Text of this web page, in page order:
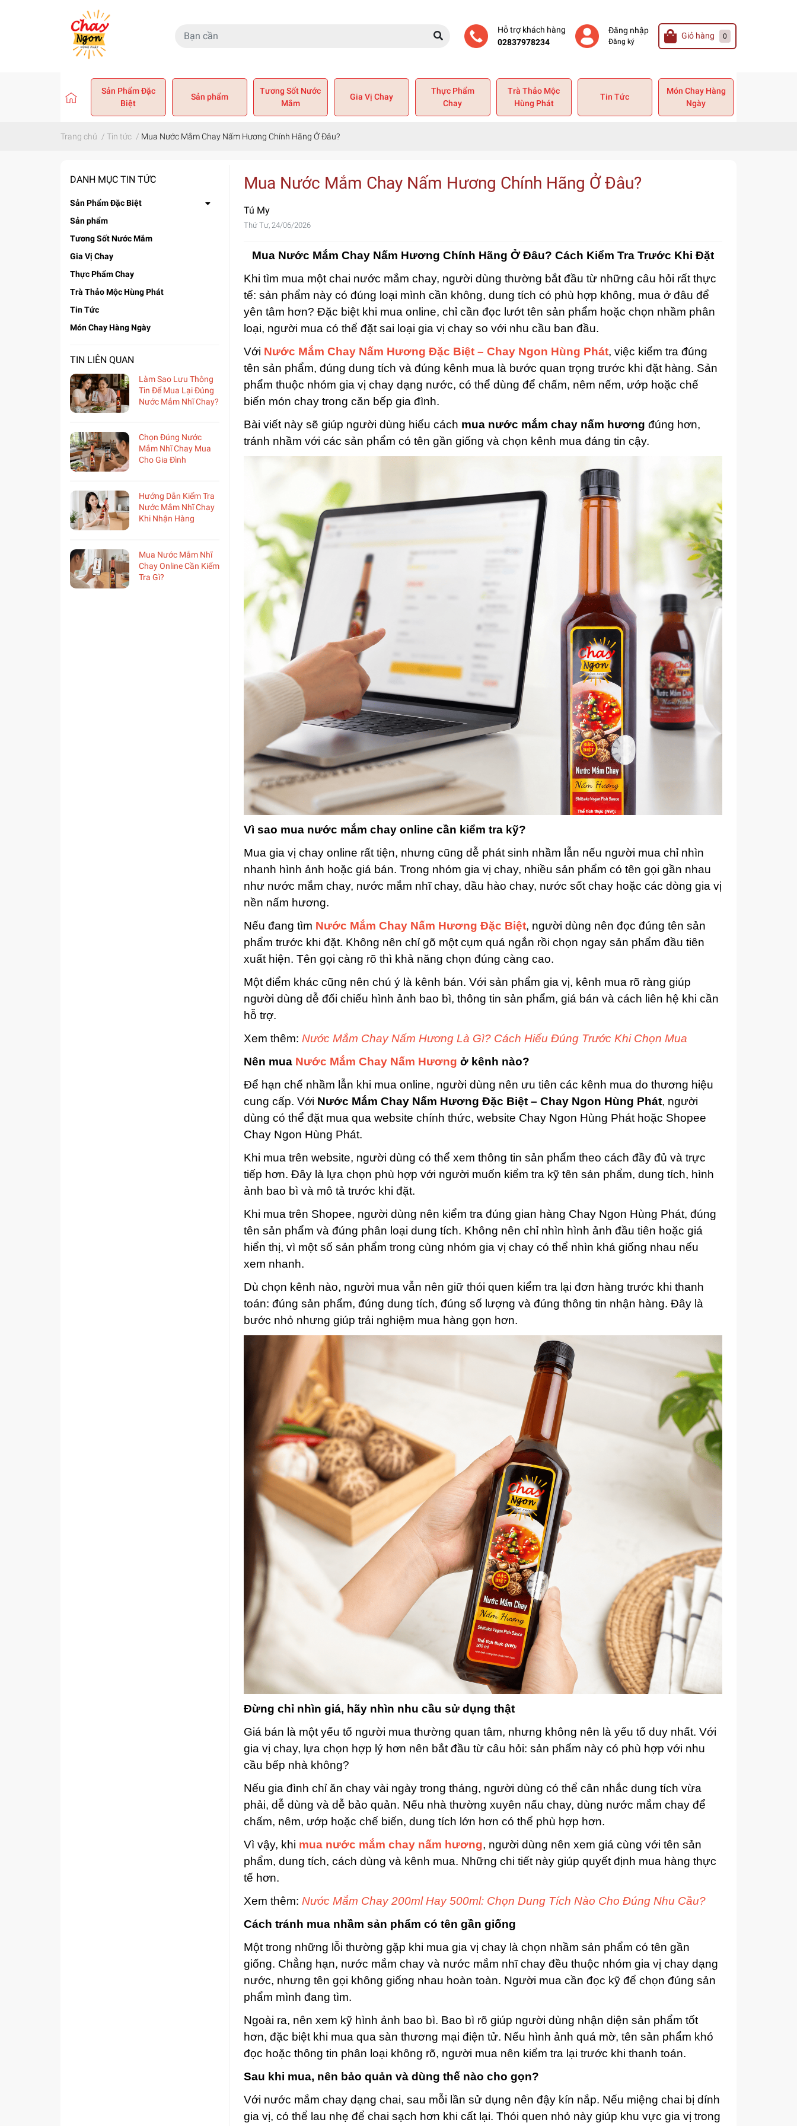
Hỗ trợ khách hàng
02837978234
Đăng nhập
Đăng ký
Giỏ hàng 0
Sản Phẩm Đặc
Biệt
Sản phẩm
Tương Sốt Nước
Mắm
Gia Vị Chay
Thực Phẩm
Chay
Trà Thảo Mộc
Hùng Phát
Tin Tức
Món Chay Hàng
Ngày
Trang chủ / Tin tức / Mua Nước Mắm Chay Nấm Hương Chính Hãng Ở Đâu?
DANH MỤC TIN TỨC
Sản Phẩm Đặc Biệt
Sản phẩm
Tương Sốt Nước Mắm
Gia Vị Chay
Thực Phẩm Chay
Trà Thảo Mộc Hùng Phát
Tin Tức
Món Chay Hàng Ngày
TIN LIÊN QUAN
Làm Sao Lưu Thông
Tin Để Mua Lại Đúng
Nước Mắm Nhĩ Chay?
Chọn Đúng Nước
Mắm Nhĩ Chay Mua
Cho Gia Đình
Hướng Dẫn Kiểm Tra
Nước Mắm Nhĩ Chay
Khi Nhận Hàng
Mua Nước Mắm Nhĩ
Chay Online Cần Kiểm
Tra Gì?
Mua Nước Mắm Chay Nấm Hương Chính Hãng Ở Đâu?
Tú My
Thứ Tư, 24/06/2026
Mua Nước Mắm Chay Nấm Hương Chính Hãng Ở Đâu? Cách Kiểm Tra Trước Khi Đặt
Khi tìm mua một chai nước mắm chay, người dùng thường bắt đầu từ những câu hỏi rất thực
tế: sản phẩm này có đúng loại mình cần không, dung tích có phù hợp không, mua ở đâu để
yên tâm hơn? Đặc biệt khi mua online, chỉ cần đọc lướt tên sản phẩm hoặc chọn nhầm phân
loại, người mua có thể đặt sai loại gia vị chay so với nhu cầu ban đầu.
Với Nước Mắm Chay Nấm Hương Đặc Biệt – Chay Ngon Hùng Phát, việc kiểm tra đúng
tên sản phẩm, đúng dung tích và đúng kênh mua là bước quan trọng trước khi đặt hàng. Sản
phẩm thuộc nhóm gia vị chay dạng nước, có thể dùng để chấm, nêm nếm, ướp hoặc chế
biến món chay trong căn bếp gia đình.
Bài viết này sẽ giúp người dùng hiểu cách mua nước mắm chay nấm hương đúng hơn,
tránh nhầm với các sản phẩm có tên gần giống và chọn kênh mua đáng tin cậy.
Vì sao mua nước mắm chay online cần kiểm tra kỹ?
Mua gia vị chay online rất tiện, nhưng cũng dễ phát sinh nhầm lẫn nếu người mua chỉ nhìn
nhanh hình ảnh hoặc giá bán. Trong nhóm gia vị chay, nhiều sản phẩm có tên gọi gần nhau
như nước mắm chay, nước mắm nhĩ chay, dầu hào chay, nước sốt chay hoặc các dòng gia vị
nền nấm hương.
Nếu đang tìm Nước Mắm Chay Nấm Hương Đặc Biệt, người dùng nên đọc đúng tên sản
phẩm trước khi đặt. Không nên chỉ gõ một cụm quá ngắn rồi chọn ngay sản phẩm đầu tiên
xuất hiện. Tên gọi càng rõ thì khả năng chọn đúng càng cao.
Một điểm khác cũng nên chú ý là kênh bán. Với sản phẩm gia vị, kênh mua rõ ràng giúp
người dùng dễ đối chiếu hình ảnh bao bì, thông tin sản phẩm, giá bán và cách liên hệ khi cần
hỗ trợ.
Xem thêm: Nước Mắm Chay Nấm Hương Là Gì? Cách Hiểu Đúng Trước Khi Chọn Mua
Nên mua Nước Mắm Chay Nấm Hương ở kênh nào?
Để hạn chế nhầm lẫn khi mua online, người dùng nên ưu tiên các kênh mua do thương hiệu
cung cấp. Với Nước Mắm Chay Nấm Hương Đặc Biệt – Chay Ngon Hùng Phát, người
dùng có thể đặt mua qua website chính thức, website Chay Ngon Hùng Phát hoặc Shopee
Chay Ngon Hùng Phát.
Khi mua trên website, người dùng có thể xem thông tin sản phẩm theo cách đầy đủ và trực
tiếp hơn. Đây là lựa chọn phù hợp với người muốn kiểm tra kỹ tên sản phẩm, dung tích, hình
ảnh bao bì và mô tả trước khi đặt.
Khi mua trên Shopee, người dùng nên kiểm tra đúng gian hàng Chay Ngon Hùng Phát, đúng
tên sản phẩm và đúng phân loại dung tích. Không nên chỉ nhìn hình ảnh đầu tiên hoặc giá
hiển thị, vì một số sản phẩm trong cùng nhóm gia vị chay có thể nhìn khá giống nhau nếu
xem nhanh.
Dù chọn kênh nào, người mua vẫn nên giữ thói quen kiểm tra lại đơn hàng trước khi thanh
toán: đúng sản phẩm, đúng dung tích, đúng số lượng và đúng thông tin nhận hàng. Đây là
bước nhỏ nhưng giúp trải nghiệm mua hàng gọn hơn.
Đừng chỉ nhìn giá, hãy nhìn nhu cầu sử dụng thật
Giá bán là một yếu tố người mua thường quan tâm, nhưng không nên là yếu tố duy nhất. Với
gia vị chay, lựa chọn hợp lý hơn nên bắt đầu từ câu hỏi: sản phẩm này có phù hợp với nhu
cầu bếp nhà không?
Nếu gia đình chỉ ăn chay vài ngày trong tháng, người dùng có thể cân nhắc dung tích vừa
phải, dễ dùng và dễ bảo quản. Nếu nhà thường xuyên nấu chay, dùng nước mắm chay để
chấm, nêm, ướp hoặc chế biến, dung tích lớn hơn có thể phù hợp hơn.
Vì vậy, khi mua nước mắm chay nấm hương, người dùng nên xem giá cùng với tên sản
phẩm, dung tích, cách dùng và kênh mua. Những chi tiết này giúp quyết định mua hàng thực
tế hơn.
Xem thêm: Nước Mắm Chay 200ml Hay 500ml: Chọn Dung Tích Nào Cho Đúng Nhu Cầu?
Cách tránh mua nhầm sản phẩm có tên gần giống
Một trong những lỗi thường gặp khi mua gia vị chay là chọn nhầm sản phẩm có tên gần
giống. Chẳng hạn, nước mắm chay và nước mắm nhĩ chay đều thuộc nhóm gia vị chay dạng
nước, nhưng tên gọi không giống nhau hoàn toàn. Người mua cần đọc kỹ để chọn đúng sản
phẩm mình đang tìm.
Ngoài ra, nên xem kỹ hình ảnh bao bì. Bao bì rõ giúp người dùng nhận diện sản phẩm tốt
hơn, đặc biệt khi mua qua sàn thương mại điện tử. Nếu hình ảnh quá mờ, tên sản phẩm khó
đọc hoặc thông tin phân loại không rõ, người mua nên kiểm tra lại trước khi thanh toán.
Sau khi mua, nên bảo quản và dùng thế nào cho gọn?
Với nước mắm chay dạng chai, sau mỗi lần sử dụng nên đậy kín nắp. Nếu miệng chai bị dính
gia vị, có thể lau nhẹ để chai sạch hơn khi cất lại. Thói quen nhỏ này giúp khu vực gia vị trong